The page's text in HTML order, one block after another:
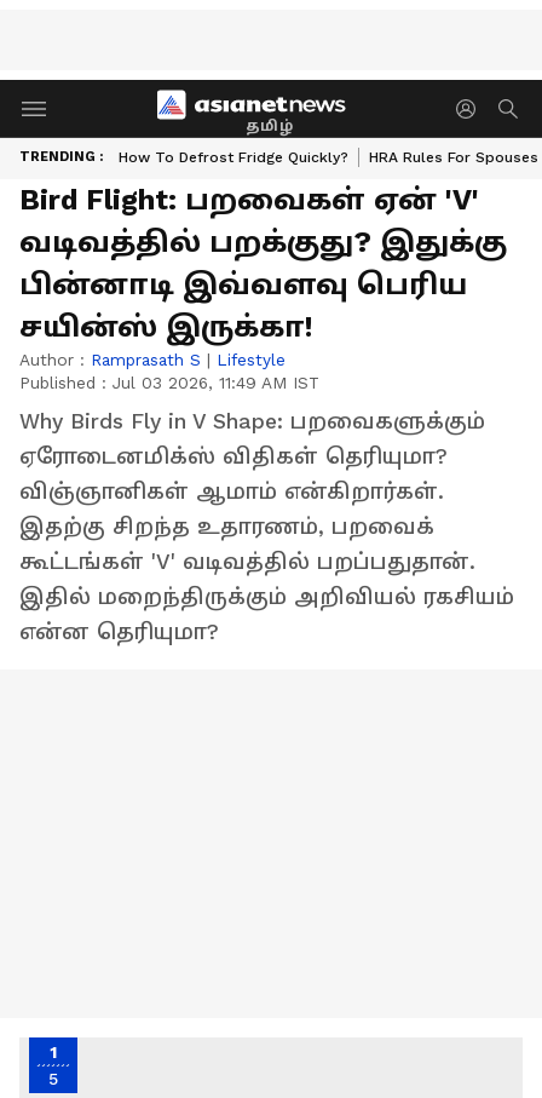
தமிழ்
TRENDING : How To Defrost Fridge Quickly? HRA Rules For Spouses
Bird Flight: பறவைகள் ஏன் 'V'
வடிவத்தில் பறக்குது? இதுக்கு
பின்னாடி இவ்வளவு பெரிய
சயின்ஸ் இருக்கா!
Author : Ramprasath S | Lifestyle
Published : Jul 03 2026, 11:49 AM IST
Why Birds Fly in V Shape: பறவைகளுக்கும்
ஏரோடைனமிக்ஸ் விதிகள் தெரியுமா?
விஞ்ஞானிகள் ஆமாம் என்கிறார்கள்.
இதற்கு சிறந்த உதாரணம், பறவைக்
கூட்டங்கள் 'V' வடிவத்தில் பறப்பதுதான்.
இதில் மறைந்திருக்கும் அறிவியல் ரகசியம்
என்ன தெரியுமா?
1
5